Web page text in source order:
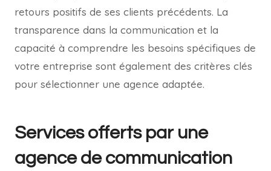
retours positifs de ses clients précédents. La
transparence dans la communication et la
capacité à comprendre les besoins spécifiques de
votre entreprise sont également des critères clés
pour sélectionner une agence adaptée.
Services offerts par une
agence de communication